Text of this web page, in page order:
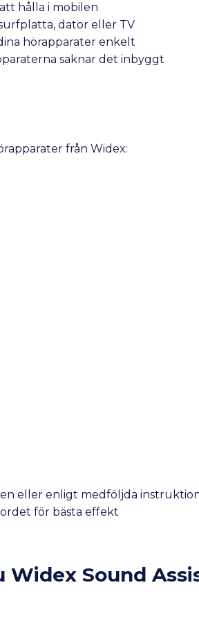
hålla i mobilen
dator eller TV
hörapparater enkelt
saknar det inbyggt
från Widex:
eller enligt medföljda
för bästa effekt
Widex Sound